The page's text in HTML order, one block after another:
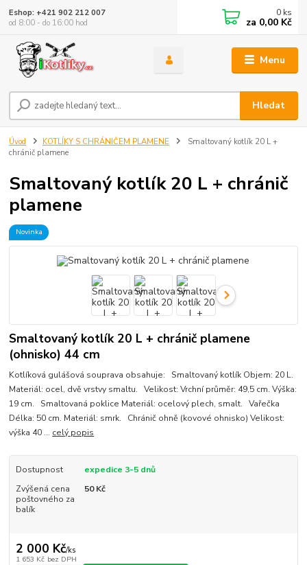
Menu
Hledat
Eshop: +421 902 212 007
od 8:00 - do 16:00 hod
0 ks
za 0,00 Kč
Úvod KOTLÍKY S CHRÁNIČEM PLAMENE
Smaltovaný kotlík 20 L +
chránič plamene
Smaltovaný kotlík 20 L + chránič
plamene
Novinka
Smaltovaný kotlík 20 L + chránič plamene
(ohnisko) 44 cm
Kotlíková gulášová souprava obsahuje: Smaltovaný kotlík Objem: 20 L.
Materiál: ocel, dvě vrstvy smaltu. Velikost: Vrchní průměr: 49,5 cm. Výška:
19 cm. Smaltovaná poklice Materiál: ocelový plech, smalt. Vařečka
Délka: 50 cm. Materiál: smrk. Chránič ohně (kovové ohnisko) Velikost:
výška 40 ... celý popis
Dostupnost
expedice 3-5 dnů
Zvýšená cena
poštovného za
balík
50 Kč
2 000 Kč/ks
1 653 Kč bez DPH